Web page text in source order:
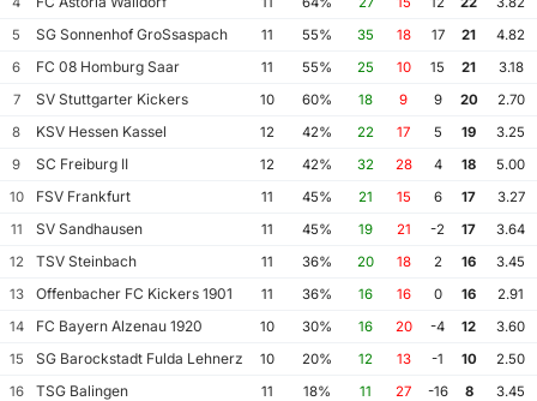
5
SG Sonnenhof GroSsaspach 11 55% 35 18 17 21
4.82
6
FC 08 Homburg Saar 11 55% 25 10 15 21
3.18
7
SV Stuttgarter Kickers 10 60% 18 9 9 20
2.70
8
KSV Hessen Kassel 12 42% 22 17 5 19
3.25
9
SC Freiburg II 12 42% 32 28 4 18
5.00
10
FSV Frankfurt 11 45% 21 15 6 17
3.27
11
SV Sandhausen 11 45% 19 21 -2 17
3.64
12
TSV Steinbach 11 36% 20 18 2 16
3.45
13
Offenbacher FC Kickers 1901 11 36% 16 16 0 16
2.91
14
FC Bayern Alzenau 1920 10 30% 16 20 -4 12
3.60
15
SG Barockstadt Fulda Lehnerz 10 20% 12 13 -1 10
2.50
16
TSG Balingen 11 18% 11 27 -16 8
3.45